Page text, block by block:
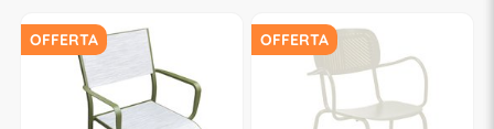
OFFERTA OFFERTA